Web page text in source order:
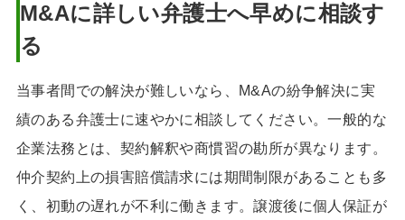
M&Aに詳しい弁護士へ早めに相談す
る
当事者間での解決が難しいなら、M&Aの紛争解決に実
績のある弁護士に速やかに相談してください。一般的な
企業法務とは、契約解釈や商慣習の勘所が異なります。
仲介契約上の損害賠償請求には期間制限があることも多
く、初動の遅れが不利に働きます。譲渡後に個人保証が